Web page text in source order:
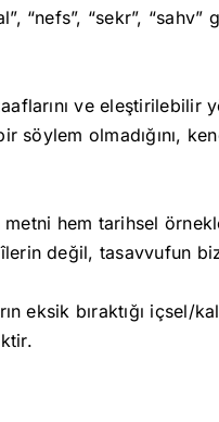
“nefs”, “sekr”,
ve
olmadığını,
metni hem tarihsel
değil, tasavvufun
eksik bıraktığı içsel/